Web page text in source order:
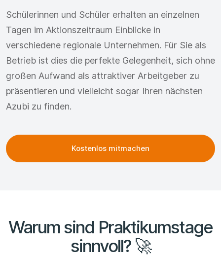
Schülerinnen und Schüler erhalten an einzelnen
Tagen im Aktionszeitraum Einblicke in
verschiedene regionale Unternehmen. Für Sie als
Betrieb ist dies die perfekte Gelegenheit, sich ohne
großen Aufwand als attraktiver Arbeitgeber zu
präsentieren und vielleicht sogar Ihren nächsten
Azubi zu finden.
Kostenlos mitmachen
Warum sind Praktikumstage
sinnvoll? 🚀